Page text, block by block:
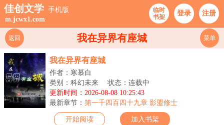
佳创文学 手机版
m.jcwx1.com
临时
书架
登录 注册
我在异界有座城
返回 菜单
我在异界有座城
作者：寒慕白
类别：科幻未来
状态：连载中
更新时间：2026-08-08 10:25:43
最新章节： 第一千四百四十九章 影盟修士
开始阅读 加入书架